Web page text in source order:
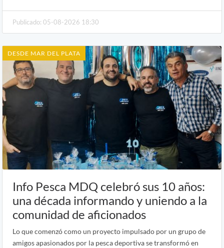
Publicado: 05-08-2026 18:30
DESDE MAR DEL PLATA
Info Pesca MDQ celebró sus 10 años:
una década informando y uniendo a la
comunidad de aficionados
Lo que comenzó como un proyecto impulsado por un grupo de
amigos apasionados por la pesca deportiva se transformó en